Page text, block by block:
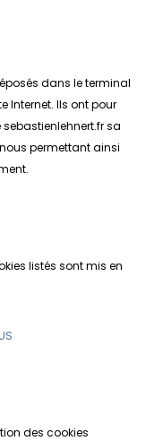
dans le terminal
Internet. Ils ont pour
sa
permettant ainsi
listés sont mis en
des cookies